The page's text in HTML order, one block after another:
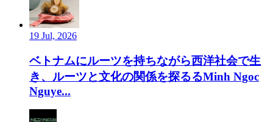
19 Jul, 2026
ベトナムにルーツを持ちながら西洋社会で生
き、ルーツと文化の関係を探るるMinh Ngoc
Nguye...